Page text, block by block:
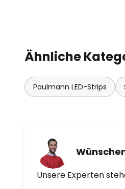
Ähnliche
Paulmann LED-Strips
Unsere Experten